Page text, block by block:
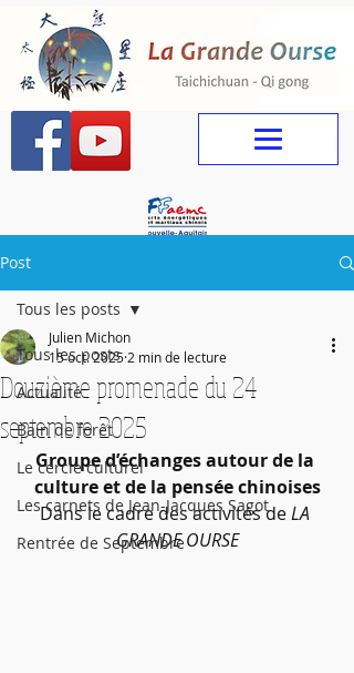
Post
Tous les posts
Actualité
Bain de forêt
Le cercle culturel
Les carnets de Jean-Jacques Sagot
Rentrée de Septembre
Tous les posts
Douzième promenade du 24
septembre 2025
Julien Michon
15 oct. 2025 2 min de lecture
Groupe d’échanges autour de la
culture et de la pensée chinoises
Dans le cadre des activités de LA
GRANDE OURSE